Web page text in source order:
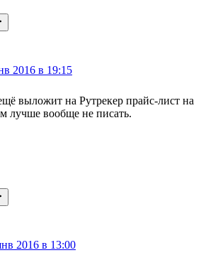
2016 в 19:15
выложит на Рутрекер прайс-лист на
лучше вообще не писать.
2016 в 13:00